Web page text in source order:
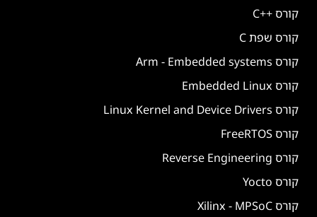
קורס ++C
קורס שפת C
קורס Arm - Embedded systems
קורס Embedded Linux
קורס Linux Kernel and Device Drivers
קורס FreeRTOS
קורס Reverse Engineering
קורס Yocto
קורס Xilinx - MPSoC